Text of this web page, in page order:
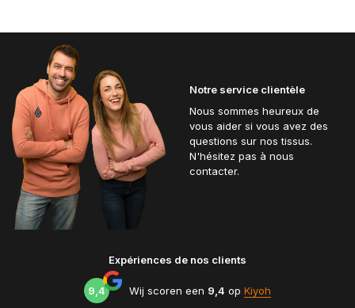
Notre service clientèle
Nous sommes heureux de
vous aider si vous avez des
questions sur nos tissus.
N'hésitez pas à nous
contacter.
Expériences de nos clients
9,4 Wij scoren een 9,4 op Kiyoh